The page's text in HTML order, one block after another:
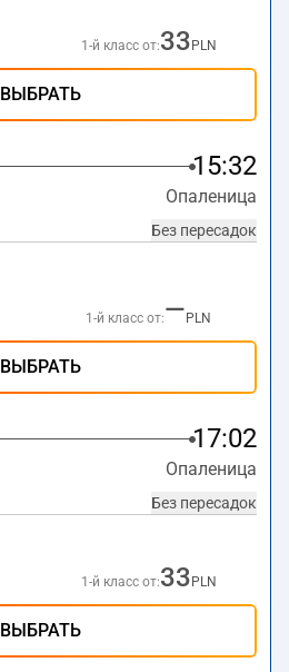
1-й класс от:33 PLN
ВЫБРАТЬ
15:32
Опаленица
Без пересадок
1-й класс от:— PLN
ВЫБРАТЬ
17:02
Опаленица
Без пересадок
1-й класс от:33 PLN
ВЫБРАТЬ